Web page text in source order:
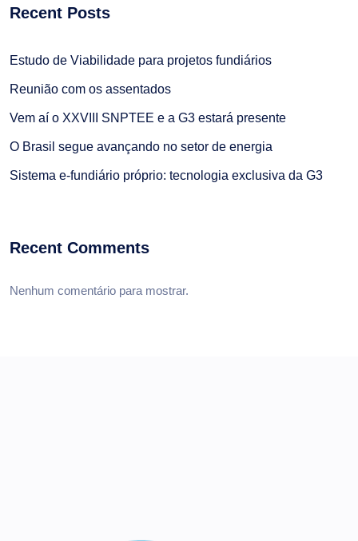
Recent Posts
Estudo de Viabilidade para projetos fundiários
Reunião com os assentados
Vem aí o XXVIII SNPTEE e a G3 estará presente
O Brasil segue avançando no setor de energia
Sistema e-fundiário próprio: tecnologia exclusiva da G3
Recent Comments
Nenhum comentário para mostrar.